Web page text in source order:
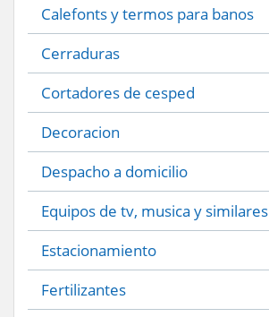
Calefonts y termos para banos
Cerraduras
Cortadores de cesped
Decoracion
Despacho a domicilio
Equipos de tv, musica y similares
Estacionamiento
Fertilizantes